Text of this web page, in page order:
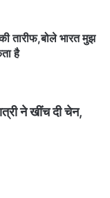
तारीफ,बोले भारत मुझ
है
ने खींच दी चेन,